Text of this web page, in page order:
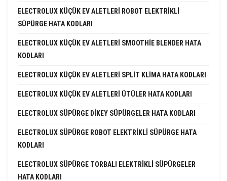
ELECTROLUX KÜÇÜK EV ALETLERI ROBOT ELEKTRIKLI
SÜPÜRGE HATA KODLARI
ELECTROLUX KÜÇÜK EV ALETLERI SMOOTHIE BLENDER HATA
KODLARI
ELECTROLUX KÜÇÜK EV ALETLERI SPLIT KLIMA HATA KODLARI
ELECTROLUX KÜÇÜK EV ALETLERI ÜTÜLER HATA KODLARI
ELECTROLUX SÜPÜRGE DIKEY SÜPÜRGELER HATA KODLARI
ELECTROLUX SÜPÜRGE ROBOT ELEKTRIKLI SÜPÜRGE HATA
KODLARI
ELECTROLUX SÜPÜRGE TORBALI ELEKTRIKLI SÜPÜRGELER
HATA KODLARI